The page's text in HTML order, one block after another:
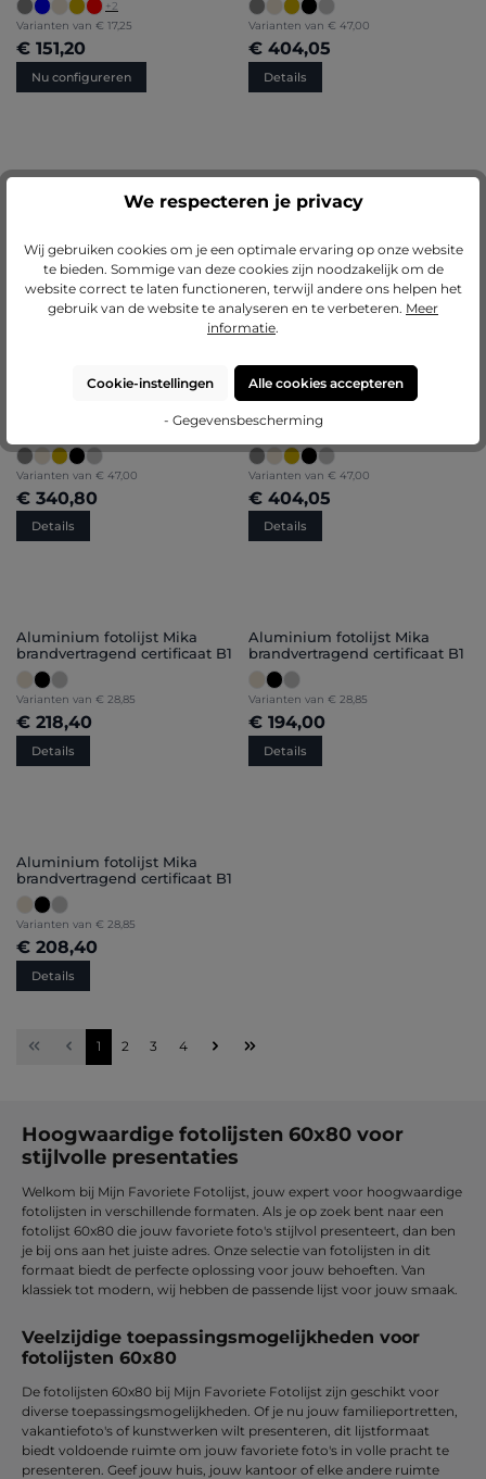
+2
Varianten van € 17,25
€ 151,20
Nu configureren
Varianten van € 47,00
€ 404,05
Details
brandvertragend certificaat A1
Varianten van € 47,00
€ 372,05
Details
brandvertragend certificaat A1
Varianten van€ 47,00
€ 356,70
Details
Aluminium fotolijst Mika
brandvertragend certificaat A1
Varianten van € 47,00
€ 340,80
Details
Aluminium fotolijst Mika
brandvertragend certificaat A1
Varianten van € 47,00
€ 404,05
Details
Aluminium fotolijst Mika
brandvertragend certificaat B1
Varianten van € 28,85
€ 218,40
Details
Aluminium fotolijst Mika
brandvertragend certificaat B1
Varianten van € 28,85
€ 194,00
Details
Aluminium fotolijst Mika
brandvertragend certificaat B1
Varianten van € 28,85
€ 208,40
Details
Pagina
1 Pagina
2 Pagina
3 Pagina
4
Hoogwaardige fotolijsten 60x80 voor
stijlvolle presentaties
Welkom bij Mijn Favoriete Fotolijst, jouw expert voor hoogwaardige
fotolijsten in verschillende formaten. Als je op zoek bent naar een
fotolijst 60x80 die jouw favoriete foto's stijlvol presenteert, dan ben
je bij ons aan het juiste adres. Onze selectie van fotolijsten in dit
formaat biedt de perfecte oplossing voor jouw behoeften. Van
klassiek tot modern, wij hebben de passende lijst voor jouw smaak.
Veelzijdige toepassingsmogelijkheden voor
fotolijsten 60x80
De fotolijsten 60x80 bij Mijn Favoriete Fotolijst zijn geschikt voor
diverse toepassingsmogelijkheden. Of je nu jouw familieportretten,
vakantiefoto's of kunstwerken wilt presenteren, dit lijstformaat
biedt voldoende ruimte om jouw favoriete foto's in volle pracht te
presenteren. Geef jouw huis, jouw kantoor of elke andere ruimte
We respecteren je privacy
Wij gebruiken cookies om je een optimale ervaring op onze website
te bieden. Sommige van deze cookies zijn noodzakelijk om de
website correct te laten functioneren, terwijl andere ons helpen het
gebruik van de website te analyseren en te verbeteren. Meer
informatie.
Cookie-instellingen Alle cookies accepteren
- Gegevensbescherming